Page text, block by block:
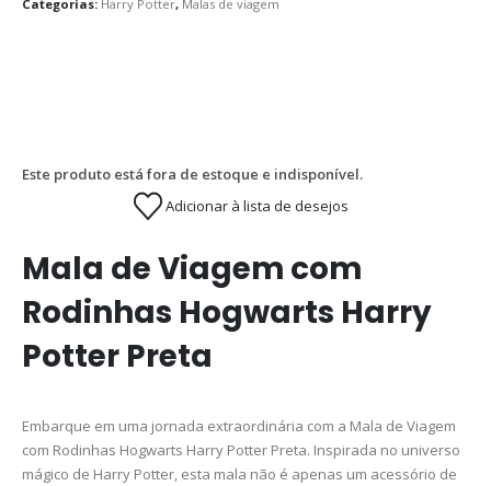
Categorias: Harry Potter, Malas de viagem
Este produto está fora de estoque e indisponível.
Adicionar à lista de desejos
Mala de Viagem com
Rodinhas Hogwarts Harry
Potter Preta
Embarque em uma jornada extraordinária com a Mala de Viagem
com Rodinhas Hogwarts Harry Potter Preta. Inspirada no universo
mágico de Harry Potter, esta mala não é apenas um acessório de